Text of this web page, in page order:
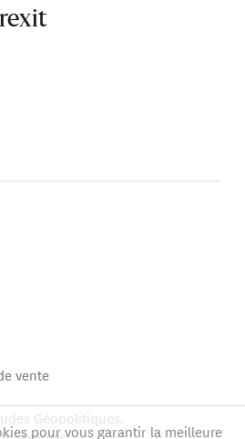
vente
Géopolitiques.
pour vous garantir la meilleure